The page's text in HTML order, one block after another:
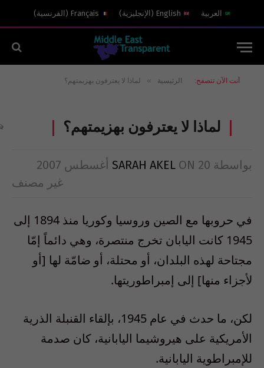
العربية English
( الإنجليزية)
Français
( الفرنسية)
أنت الآن تتصفح: الرئيسية » لماذا لا يعترفون بهزيمتهم؟
لماذا لا يعترفون بهزيمتهم؟
بواسطة SARAH AKEL ON 20 أغسطس 2007
غير مصنف
في حروبها مع الصين وروسيا وكوريا منذ 1894 إلى
1945 كانت اليابان تخرج منتصرة، وهي دائماً إمّا
مجتاحة لهذه البلدان، أو محتلة، أو ضامّة لها [أو
لأجزاء منها] إلى إمبراطوريتها.
لكن، ما حدث في عام 1945، بإلقاء القنبلة الذرية
الأمريكية على هيروشيما اليابانية، كان صدمة
للإمبراطوية اليابانية.